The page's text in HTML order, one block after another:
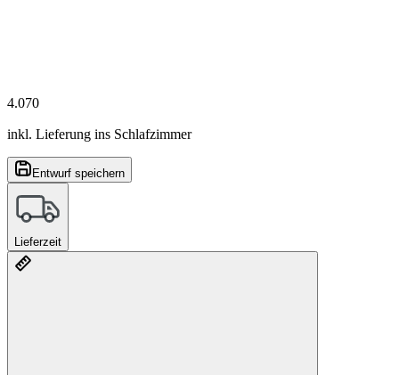
4.070
inkl. Lieferung ins Schlafzimmer
Entwurf speichern
Lieferzeit